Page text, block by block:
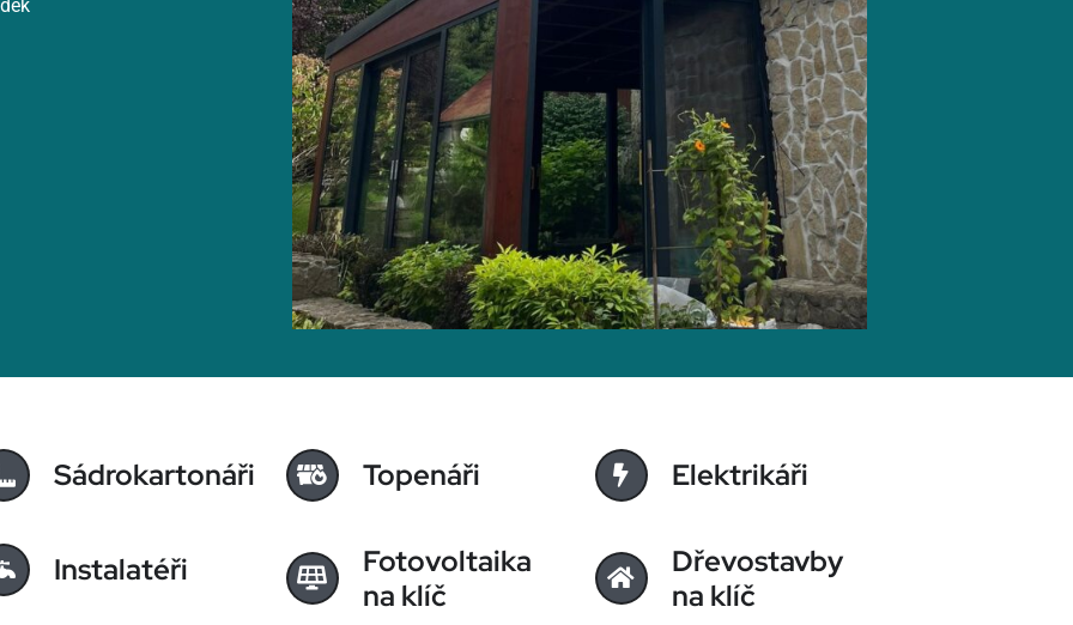
Sádrokartonáři Topenáři Elektrikáři
Instalatéři
Fotovoltaika
na klíč
Dřevostavby
na klíč